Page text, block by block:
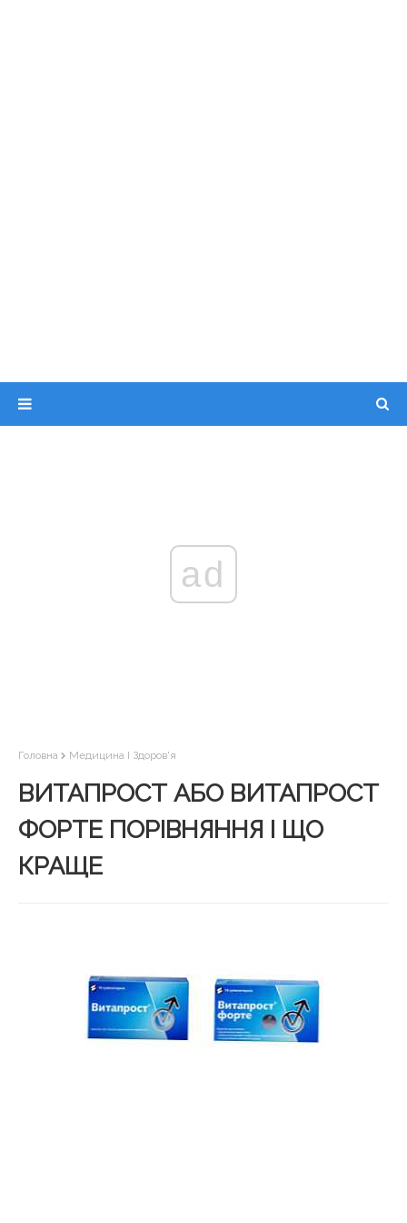
ad
Головна Медицина І Здоров'я
ВИТАПРОСТ АБО ВИТАПРОСТ
ФОРТЕ ПОРІВНЯННЯ І ЩО
КРАЩЕ